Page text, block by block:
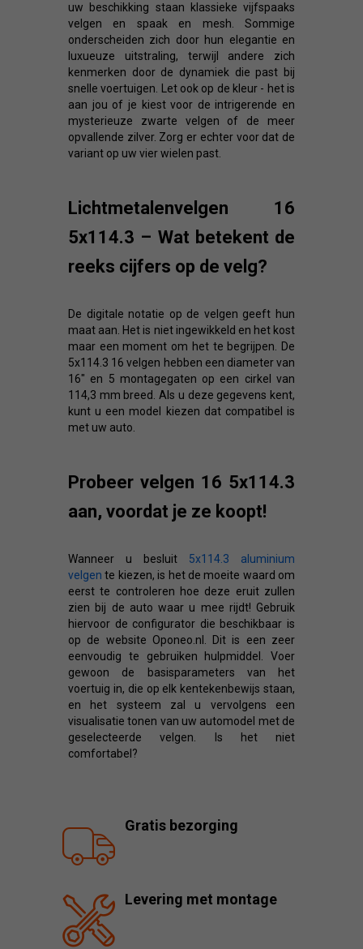
uw beschikking staan klassieke vijfspaaks
velgen en spaak en mesh. Sommige
onderscheiden zich door hun elegantie en
luxueuze uitstraling, terwijl andere zich
kenmerken door de dynamiek die past bij
snelle voertuigen. Let ook op de kleur - het is
aan jou of je kiest voor de intrigerende en
mysterieuze zwarte velgen of de meer
opvallende zilver. Zorg er echter voor dat de
variant op uw vier wielen past.
Lichtmetalenvelgen 16
5x114.3 – Wat betekent de
reeks cijfers op de velg?
De digitale notatie op de velgen geeft hun
maat aan. Het is niet ingewikkeld en het kost
maar een moment om het te begrijpen. De
5x114.3 16 velgen hebben een diameter van
16" en 5 montagegaten op een cirkel van
114,3 mm breed. Als u deze gegevens kent,
kunt u een model kiezen dat compatibel is
met uw auto.
Probeer velgen 16 5x114.3
aan, voordat je ze koopt!
Wanneer u besluit 5x114.3 aluminium
velgen te kiezen, is het de moeite waard om
eerst te controleren hoe deze eruit zullen
zien bij de auto waar u mee rijdt! Gebruik
hiervoor de configurator die beschikbaar is
op de website Oponeo.nl. Dit is een zeer
eenvoudig te gebruiken hulpmiddel. Voer
gewoon de basisparameters van het
voertuig in, die op elk kentekenbewijs staan,
en het systeem zal u vervolgens een
visualisatie tonen van uw automodel met de
geselecteerde velgen. Is het niet
comfortabel?
Gratis bezorging
Levering met montage